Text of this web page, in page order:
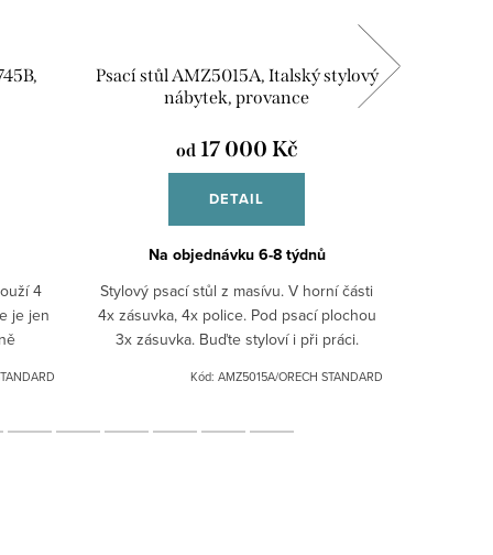
4
je jen
Psací stůl AMZ5015A, Italský stylový
nábytek, provance
od 17 000 Kč
DETAIL
Na objednávku 6-8 týdnů
Stylový psací stůl z masívu. V horní části
4x zásuvka, 4x police. Pod psací plochou
3x zásuvka. Buďte styloví i při práci.
patina, černá...
Kód: AMZ5015A/ORECH STANDARD